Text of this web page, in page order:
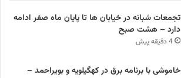
تجمعات شبانه در خیابان ها تا پایان ماه صفر ادامه
دارد – هشت صبح
4 دقیقه پیش
خاموشی با برنامه برق در کهگیلویه و بویراحمد –